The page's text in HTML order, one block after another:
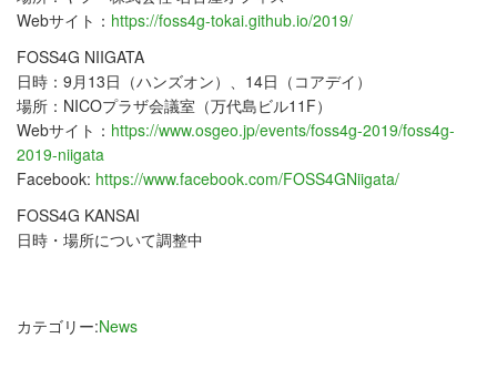
Webサイト： https://foss4g-tokai.github.io/2019/
FOSS4G NIIGATA
日時：9月13日（ハンズオン）、14日（コアデイ）
場所：NICOプラザ会議室（万代島ビル11F）
Webサイト： https://www.osgeo.jp/events/foss4g-2019/foss4g-
2019-niigata
Facebook: https://www.facebook.com/FOSS4GNiigata/
FOSS4G KANSAI
日時・場所について調整中
カテゴリー:News